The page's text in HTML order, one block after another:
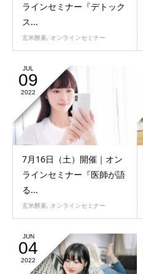
ラインセミナー『デトック
ス...
玄米酵素, オンラインセミナー
JUL
09
2022
7月16日（土）開催｜オン
ラインセミナー『医師が語
る...
玄米酵素, オンラインセミナー
JUN
04
2022